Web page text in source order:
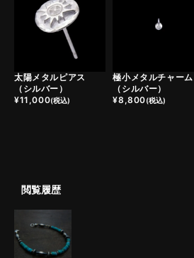
太陽メタルピアス
（シルバー）
¥11,000(税込)
極小メタルチャーム
（シルバー）
¥8,800(税込)
閲覧履歴